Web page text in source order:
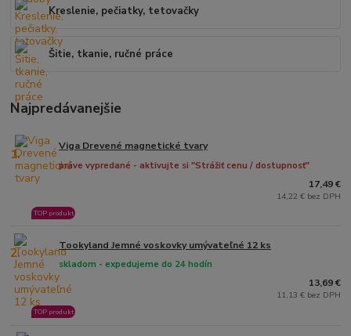
Kreslenie, pečiatky, tetovačky
Šitie, tkanie, ručné práce
Najpredávanejšie
1. Viga Drevené magnetické tvary
práve vypredané - aktivujte si "Strážiť cenu / dostupnosť"
TOP produkt
17,49 €
14,22 € bez DPH
2. Tookyland Jemné voskovky umývateľné 12 ks
skladom - expedujeme do 24 hodín
TOP produkt
13,69 €
11,13 € bez DPH